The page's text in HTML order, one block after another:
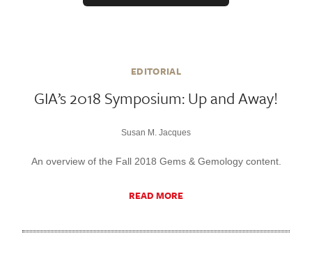
EDITORIAL
GIA’s 2018 Symposium: Up and Away!
Susan M. Jacques
An overview of the Fall 2018 Gems & Gemology content.
READ MORE